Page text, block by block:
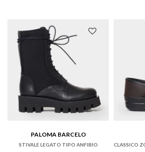
PALOMA BARCELO
STIVALE LEGATO TIPO ANFIBIO